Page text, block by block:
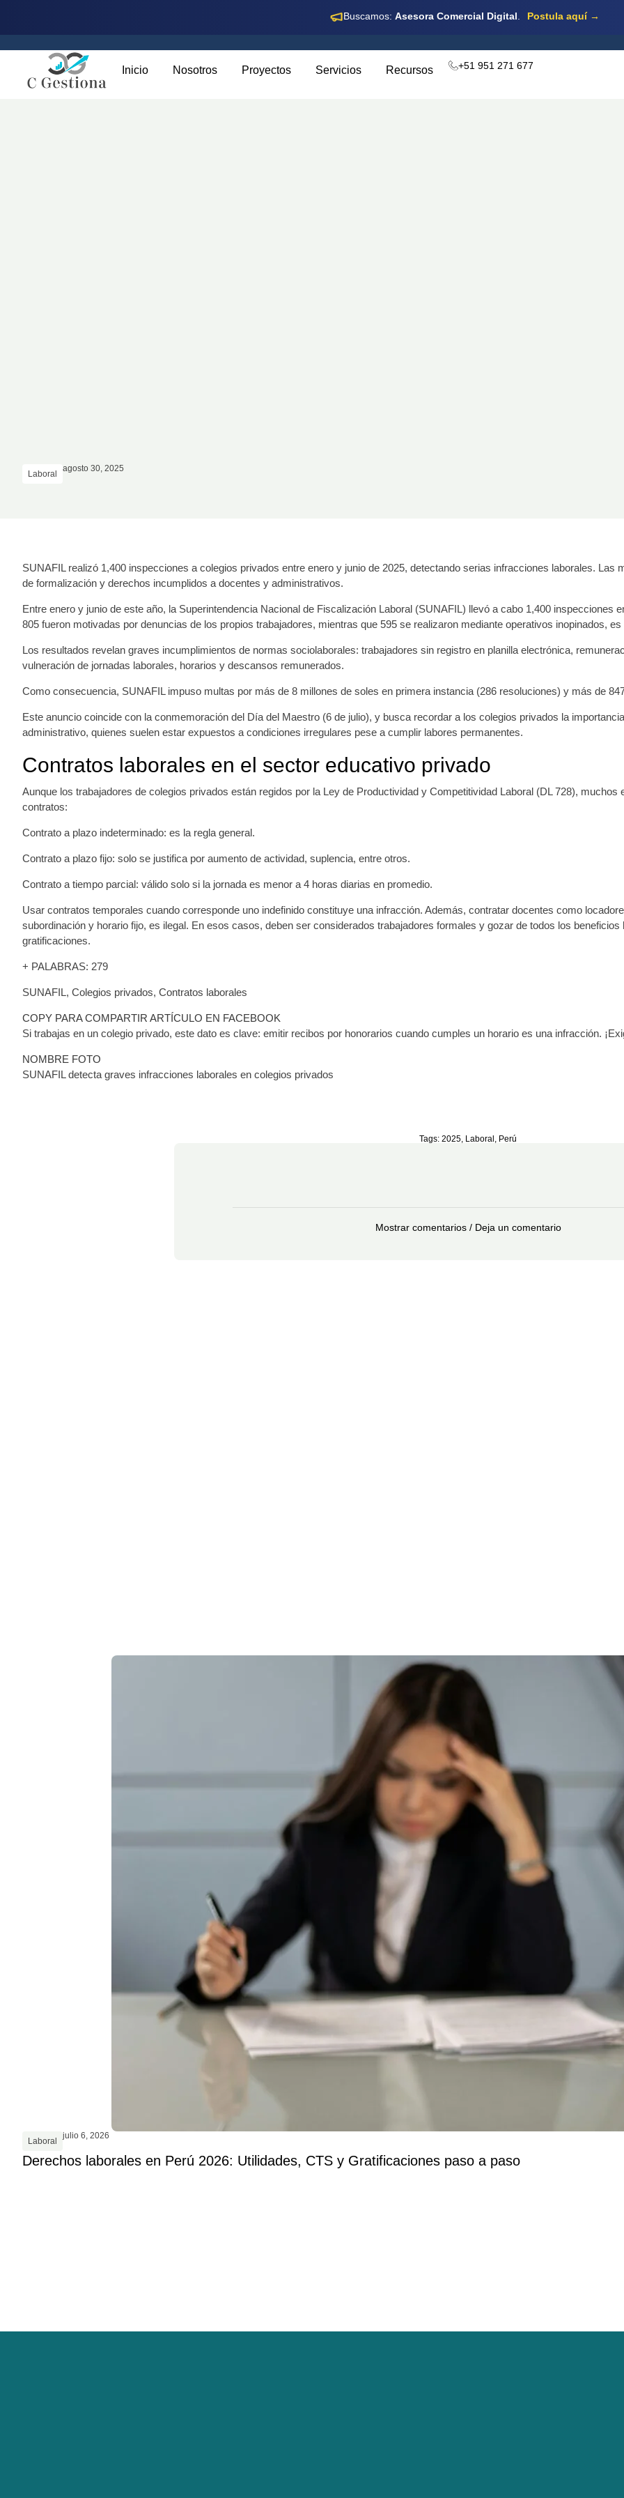
Buscamos: Asesora Comercial Digital Postula aquí →
Inicio Nosotros Proyectos Servicios Recursos +51 951 271 677
Laboral
agosto 30, 2025
SUNAFIL realizó 1,400 inspecciones a colegios privados entre enero y junio de 2025, detectando serias infracciones laborales.
de formalización y derechos incumplidos a docentes y administrativos.
Entre enero y junio de este año, la Superintendencia Nacional de Fiscalización Laboral (SUNAFIL) llevó a cabo 1,400 inspecciones
805 fueron motivadas por denuncias de los propios trabajadores, mientras que 595 se realizaron mediante operativos inopinados,
Los resultados revelan graves incumplimientos de normas sociolaborales: trabajadores sin registro en planilla electrónica,
vulneración de jornadas laborales, horarios y descansos remunerados.
Como consecuencia, SUNAFIL impuso multas por más de 8 millones de soles en primera instancia (286 resoluciones) y más de
Este anuncio coincide con la conmemoración del Día del Maestro (6 de julio), y busca recordar a los colegios privados la
administrativo, quienes suelen estar expuestos a condiciones irregulares pese a cumplir labores permanentes.
Contratos laborales en el sector educativo privado
Aunque los trabajadores de colegios privados están regidos por la Ley de Productividad y Competitividad Laboral (DL 728),
contratos:
Contrato a plazo indeterminado: es la regla general.
Contrato a plazo fijo: solo se justifica por aumento de actividad, suplencia, entre otros.
Contrato a tiempo parcial: válido solo si la jornada es menor a 4 horas diarias en promedio.
Usar contratos temporales cuando corresponde uno indefinido constituye una infracción. Además, contratar docentes como
subordinación y horario fijo, es ilegal. En esos casos, deben ser considerados trabajadores formales y gozar de todos los
gratificaciones.
+ PALABRAS: 279
SUNAFIL, Colegios privados, Contratos laborales
COPY PARA COMPARTIR ARTÍCULO EN FACEBOOK
Si trabajas en un colegio privado, este dato es clave: emitir recibos por honorarios cuando cumples un horario es una infracción.
NOMBRE FOTO
SUNAFIL detecta graves infracciones laborales en colegios privados
Tags: 2025, Laboral , Perú
Mostrar comentarios / Deja un comentario
Laboral
julio 6, 2026
Derechos laborales en Perú 2026: Utilidades, CTS y Gratificaciones paso a paso